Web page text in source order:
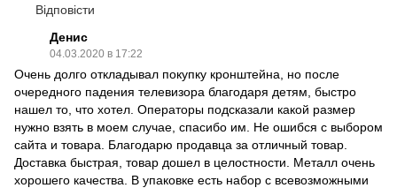
Відповісти
Денис
04.03.2020 в 17:22
Очень долго откладывал покупку кронштейна, но после
очередного падения телевизора благодаря детям, быстро
нашел то, что хотел. Операторы подсказали какой размер
нужно взять в моем случае, спасибо им. Не ошибся с выбором
сайта и товара. Благодарю продавца за отличный товар.
Доставка быстрая, товар дошел в целостности. Металл очень
хорошего качества. В упаковке есть набор с всевозможными